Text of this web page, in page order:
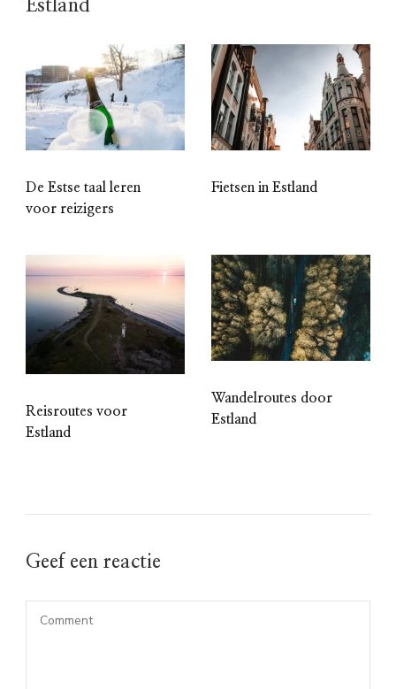
Estland
De Estse taal leren
voor reizigers
Fietsen in Estland
Reisroutes voor
Estland
Wandelroutes door
Estland
Geef een reactie